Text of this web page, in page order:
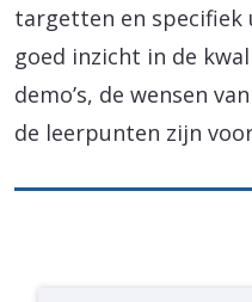
targetten en specifiek
goed inzicht in de
demo’s, de wensen
de leerpunten zijn